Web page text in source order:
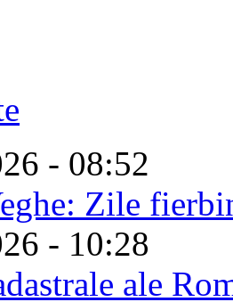
- 08:52
Zile
- 10:28
ale